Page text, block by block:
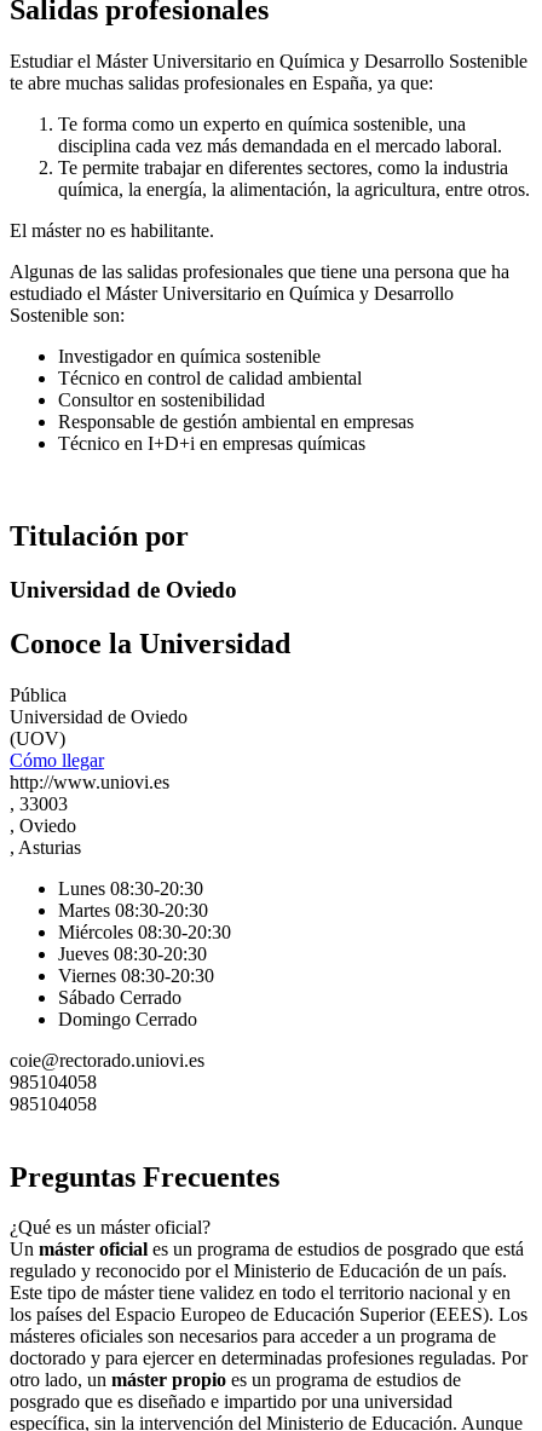
Salidas profesionales
Estudiar el Máster Universitario en Química y Desarrollo Sostenible
te abre muchas salidas profesionales en España, ya que:
Te forma como un experto en química sostenible, una
disciplina cada vez más demandada en el mercado laboral.
Te permite trabajar en diferentes sectores, como la industria
química, la energía, la alimentación, la agricultura, entre otros.
El máster no es habilitante.
Algunas de las salidas profesionales que tiene una persona que ha
estudiado el Máster Universitario en Química y Desarrollo
Sostenible son:
Investigador en química sostenible
Técnico en control de calidad ambiental
Consultor en sostenibilidad
Responsable de gestión ambiental en empresas
Técnico en I+D+i en empresas químicas
Titulación por
Universidad de Oviedo
Conoce la Universidad
Pública
Universidad de Oviedo
(UOV)
Cómo llegar
http://www.uniovi.es
, 33003
, Oviedo
, Asturias
Lunes 08:30-20:30
Martes 08:30-20:30
Miércoles 08:30-20:30
Jueves 08:30-20:30
Viernes 08:30-20:30
Sábado Cerrado
Domingo Cerrado
coie@rectorado.uniovi.es
985104058
985104058
Preguntas Frecuentes
¿Qué es un máster oficial?
Un máster oficial es un programa de estudios de posgrado que está
regulado y reconocido por el Ministerio de Educación de un país.
Este tipo de máster tiene validez en todo el territorio nacional y en
los países del Espacio Europeo de Educación Superior (EEES). Los
másteres oficiales son necesarios para acceder a un programa de
doctorado y para ejercer en determinadas profesiones reguladas. Por
otro lado, un máster propio es un programa de estudios de
posgrado que es diseñado e impartido por una universidad
específica, sin la intervención del Ministerio de Educación. Aunque